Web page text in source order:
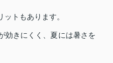
トもあります。
効きにくく、夏には暑さを